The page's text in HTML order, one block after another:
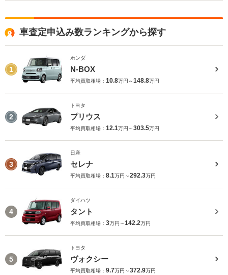
車査定申込み数ランキングから探す
1
ホンダ
N-BOX
平均買取相場： 10.8万円～148.8万円
2
トヨタ
プリウス
平均買取相場： 12.1万円～303.5万円
3
日産
セレナ
平均買取相場： 8.1万円～292.3万円
4
ダイハツ
タント
平均買取相場： 3万円～142.2万円
5
トヨタ
ヴォクシー
平均買取相場： 9.7万円～372.9万円